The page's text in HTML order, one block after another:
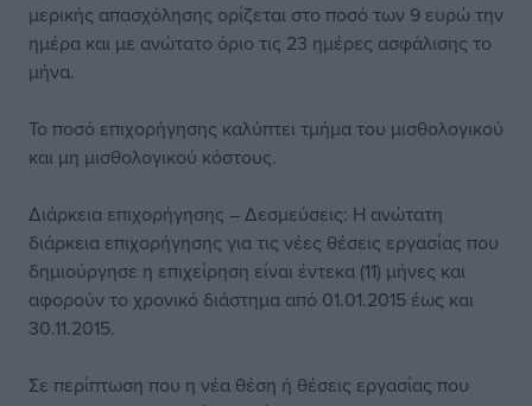
μερικής απασχόλησης ορίζεται στο ποσό των 9 ευρώ την
ημέρα και με ανώτατο όριο τις 23 ημέρες ασφάλισης το
μήνα.
Το ποσό επιχορήγησης καλύπτει τμήμα του μισθολογικού
και μη μισθολογικού κόστους.
Διάρκεια επιχορήγησης – Δεσμεύσεις: Η ανώτατη
διάρκεια επιχορήγησης για τις νέες θέσεις εργασίας που
δημιούργησε η επιχείρηση είναι έντεκα (11) μήνες και
αφορούν το χρονικό διάστημα από 01.01.2015 έως και
30.11.2015.
Σε περίπτωση που η νέα θέση ή θέσεις εργασίας που